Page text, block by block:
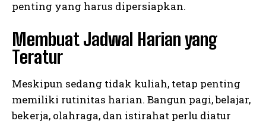
penting yang harus dipersiapkan.
Membuat Jadwal Harian yang
Teratur
Meskipun sedang tidak kuliah, tetap penting
memiliki rutinitas harian. Bangun pagi, belajar,
bekerja, olahraga, dan istirahat perlu diatur